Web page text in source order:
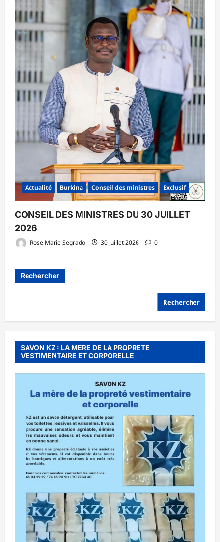
Actualité Burkina Conseil des ministres Exclusif
CONSEIL DES MINISTRES DU 30 JUILLET
2026
Rose Marie Segrado 30 juillet 2026 0
Rechercher
Rechercher
SAVON KZ : LA MERE DE LA PROPRETE
VESTIMENTAIRE ET CORPORELLE